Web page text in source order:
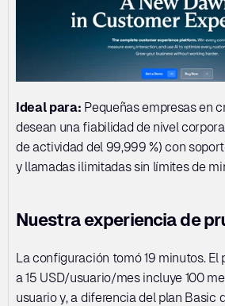
Ideal para: Pequeñas empresas en
desean una fiabilidad de nivel
de actividad del 99,999 %) con
y llamadas ilimitadas sin límites de
Nuestra experiencia de
La configuración tomó 19 minutos. El
a 15 USD/usuario/mes incluye 100
usuario y, a diferencia del plan Basic